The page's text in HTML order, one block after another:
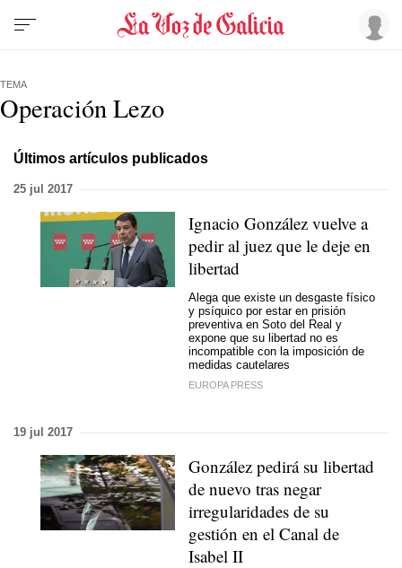
TEMA
Operación Lezo
Últimos artículos publicados
25 jul 2017
Ignacio González vuelve a
pedir al juez que le deje en
libertad
Alega que existe un desgaste físico
y psíquico por estar en prisión
preventiva en Soto del Real y
expone que su libertad no es
incompatible con la imposición de
medidas cautelares
EUROPA PRESS
19 jul 2017
González pedirá su libertad
de nuevo tras negar
irregularidades de su
gestión en el Canal de
Isabel II